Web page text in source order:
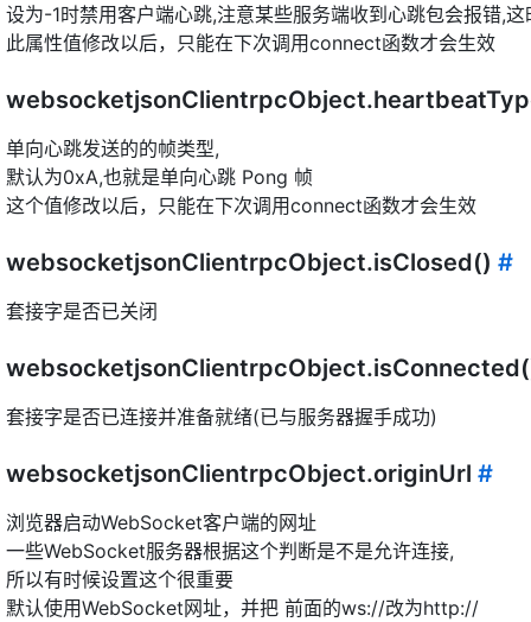
设为-1时禁用客户端心跳,注意某些服务端收到心跳包会报错,
此属性值修改以后，只能在下次调用connect函数才会生效
单向心跳发送的的帧类型,
默认为0xA,也就是单向心跳 Pong 帧
这个值修改以后，只能在下次调用connect函数才会生效
websocketjsonClientrpcObject.isClosed() #
套接字是否已关闭
套接字是否已连接并准备就绪(已与服务器握手成功)
websocketjsonClientrpcObject.originUrl #
浏览器启动WebSocket客户端的网址
一些WebSocket服务器根据这个判断是不是允许连接,
所以有时候设置这个很重要
默认使用WebSocket网址，并把 前面的ws://改为http://